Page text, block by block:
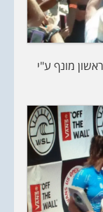
מונף ע"י